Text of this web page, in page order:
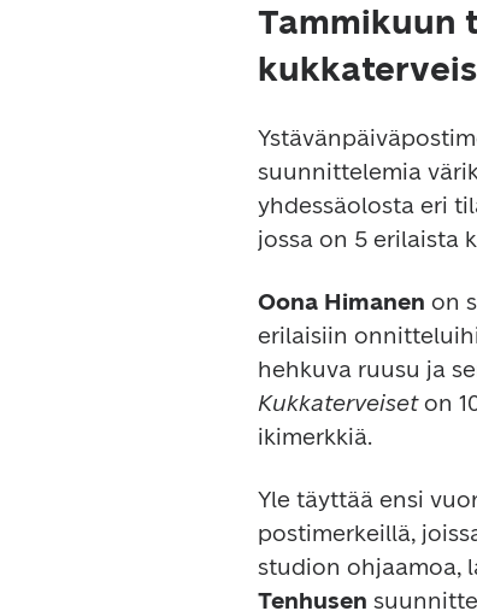
Tammikuun
suunnittelemia
yhdessäolosta eri
jossa on 5 erilaista
Oona Himanen on
erilaisiin
Kukkaterveiset on
ikimerkkiä.
Yle täyttää ensi
postimerkeillä,
studion ohjaamoa,
Tenhusen